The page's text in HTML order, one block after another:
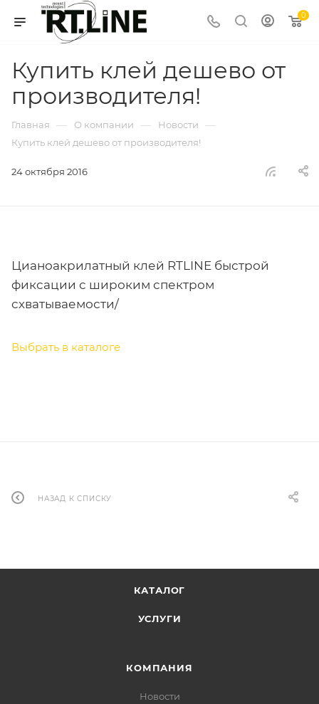
0
Купить клей дешево от
производителя!
Главная — О компании — Новости —
Купить клей дешево от производителя!
24 октября 2016
Цианоакрилатный клей RTLINE быстрой
фиксации с широким спектром
схватываемости/
Выбрать в каталоге
НАЗАД К СПИСКУ
КАТАЛОГ
УСЛУГИ
КОМПАНИЯ
Новости